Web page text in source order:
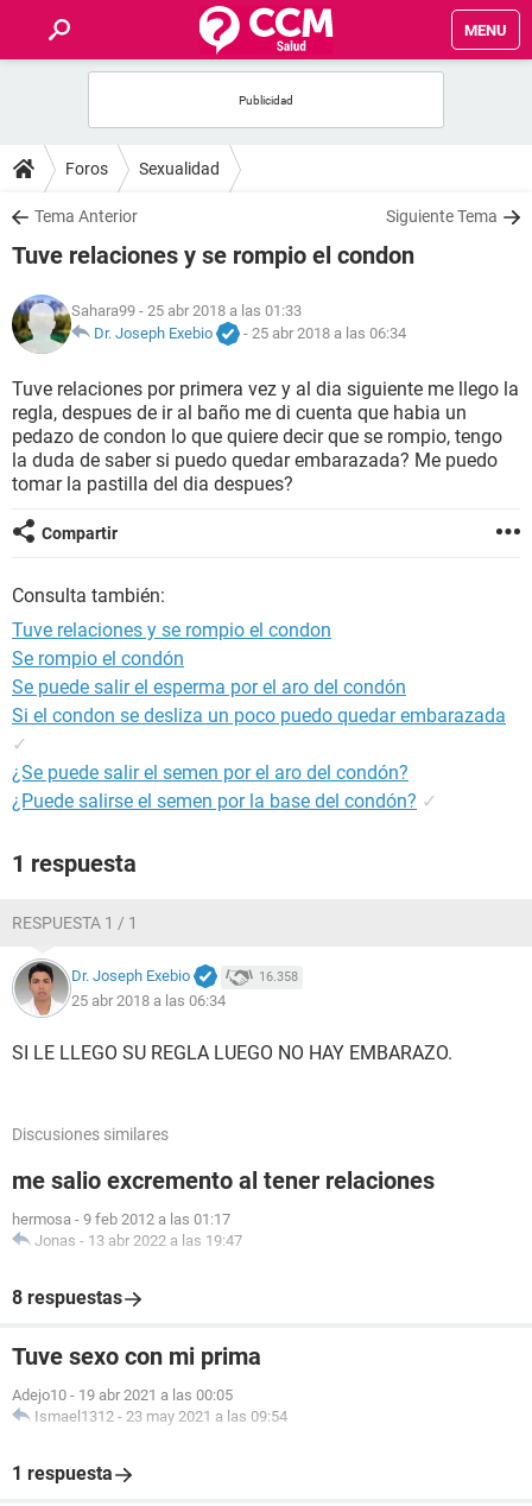
MENU
FOROS
SALUD
NUTRICIÓN
BIENESTAR
SEXUALIDAD
GLOSARIO
Foros Sexualidad
Tema Anterior Siguiente Tema
Tuve relaciones y se rompio el condon
Sahara99 - 25 abr 2018 a las 01:33
Dr. Joseph Exebio
- 25 abr 2018 a las 06:34
Tuve relaciones por primera vez y al dia siguiente me llego la
regla, despues de ir al baño me di cuenta que habia un
pedazo de condon lo que quiere decir que se rompio, tengo
la duda de saber si puedo quedar embarazada? Me puedo
tomar la pastilla del dia despues?
Compartir
Consulta también:
Tuve relaciones y se rompio el condon
Se rompio el condón
Se puede salir el esperma por el aro del condón
Si el condon se desliza un poco puedo quedar embarazada
✓
¿Se puede salir el semen por el aro del condón?
¿Puede salirse el semen por la base del condón? ✓
1 respuesta
RESPUESTA 1 / 1
Dr. Joseph Exebio 16.358
25 abr 2018 a las 06:34
SI LE LLEGO SU REGLA LUEGO NO HAY EMBARAZO.
Discusiones similares
me salio excremento al tener relaciones
hermosa - 9 feb 2012 a las 01:17
Jonas - 13 abr 2022 a las 19:47
8 respuestas
Tuve sexo con mi prima
Adejo10 - 19 abr 2021 a las 00:05
Ismael1312 - 23 may 2021 a las 09:54
1 respuesta